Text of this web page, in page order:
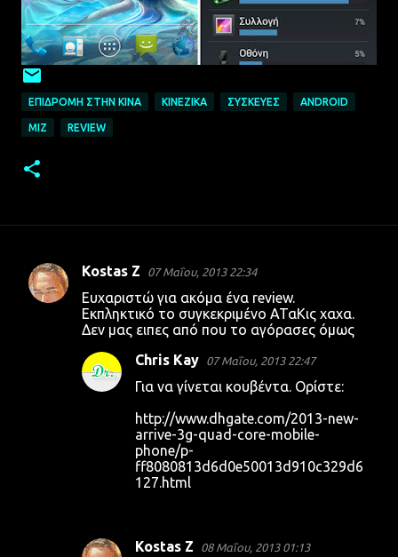
ΕΠΙΔΡΟΜΉ ΣΤΗΝ ΚΊΝΑ ΚΙΝΈΖΙΚΑ ΣΥΣΚΕΥΈΣ ANDROID
MIZ REVIEW
Σ
Kostas Z 07 Μαΐου, 2013 22:34
Ευχαριστώ για ακόμα ένα review.
Εκπληκτικό το συγκεκριμένο ΑΤαΚις χαχα.
Δεν μας ειπες από που το αγόρασες όμως
Chris Kay 07 Μαΐου, 2013 22:47
Για να γίνεται κουβέντα. Ορίστε:
http://www.dhgate.com/2013-new-
arrive-3g-quad-core-mobile-
phone/p-
ff8080813d6d0e50013d910c329d6
127.html
Kostas Z 08 Μαΐου, 2013 01:13